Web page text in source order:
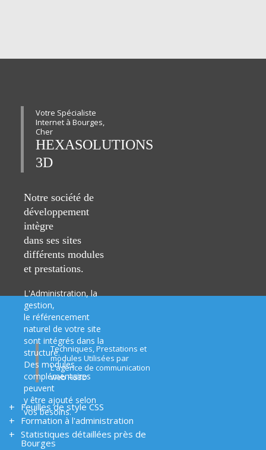
Votre Spécialiste
Internet à Bourges,
Cher
HEXASOLUTIONS
3D
Notre société de
développement
intègre
dans ses sites
différents modules
et prestations.
L'Administration, la
gestion,
le référencement
naturel de votre site
sont intégrés dans la
structure.
Des modules
complémentaires
peuvent
y être ajouté selon
vos besoins.
Techniques, Prestations et
modules Utilisées par
L'agence de communication
web HS3D
Feuilles de style CSS
Formation à l'administration
Statistiques détaillées près de
Bourges